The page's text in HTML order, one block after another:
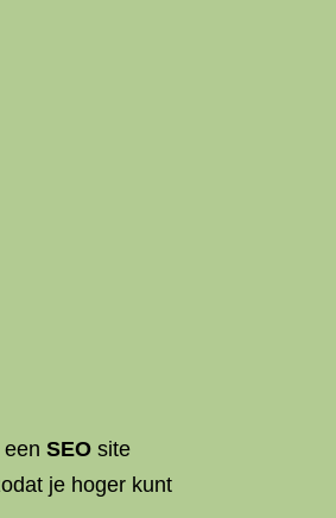
SEO site
je hoger kunt